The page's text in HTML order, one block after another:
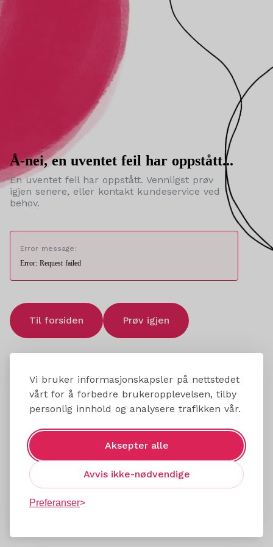
Vi bruker informasjonskapsler på nettstedet
vårt for å forbedre brukeropplevelsen, tilby
personlig innhold og analysere trafikken vår.
Aksepter alle
Avvis ikke-nødvendige
Preferanser
Å-nei, en uventet feil har oppstått...
En uventet feil har oppstått. Vennligst prøv
igjen senere, eller kontakt kundeservice ved
behov.
Error message:
Error: Request failed
Til forsiden Prøv igjen